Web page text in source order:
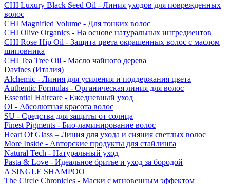
CHI Luxury Black Seed Oil - Линия уходов для поврежденных
волос
CHI Magnified Volume - Для тонких волос
CHI Olive Organics - На основе натуральных ингредиентов
CHI Rose Hip Oil - Защита цвета окрашенных волос с маслом
шиповника
CHI Tea Tree Oil - Масло чайного дерева
Davines (Италия)
Alchemic - Линия для усиления и поддержания цвета
Authentic Formulas - Органическая линия для волос
Essential Haircare - Eжедневный уход
OI - Абсолютная красота волос
SU - Средства для защиты от солнца
Finest Pigments - Био-ламинирование волос
Heart Of Glass – Линия для ухода и сияния светлых волос
More Inside - Авторские продукты для стайлинга
Natural Tech - Натуральный уход
Pasta & Love - Идеальное бритье и уход за бородой
A SINGLE SHAMPOO
The Circle Chronicles - Маски с мгновенным эффектом